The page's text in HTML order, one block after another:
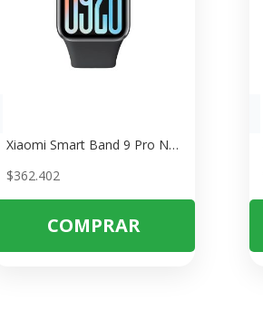
Xiaomi Smart Band 9 Pro Negro Obsidiana – Smartwatch con GPS y 14 Días de Batería
$362.402
COMPRAR